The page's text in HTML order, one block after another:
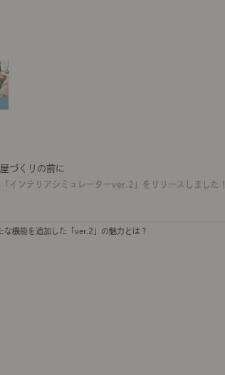
づくりの前に
インテリアシミュレーターver.2」をリリースしました！
機能を追加した「ver.2」の魅力とは？